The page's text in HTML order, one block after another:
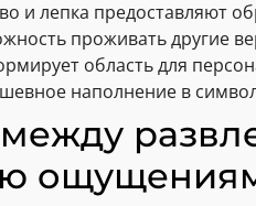
и лепка предоставляют
проживать другие
область для
наполнение в